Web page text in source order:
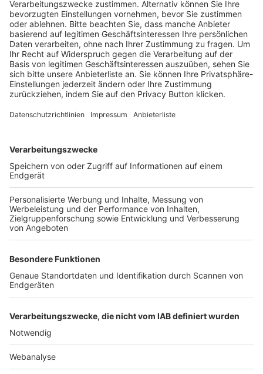
Schulungsangebot Vereinsmitarbeiter
BFV-Geschäftsstellen
Trainerbörse
Login SpielPlus
FOLGE DEM BFV
TOP-VEREINE
TOP-PARTNER
Nutzungsbedingungen Datenschutz Impressum